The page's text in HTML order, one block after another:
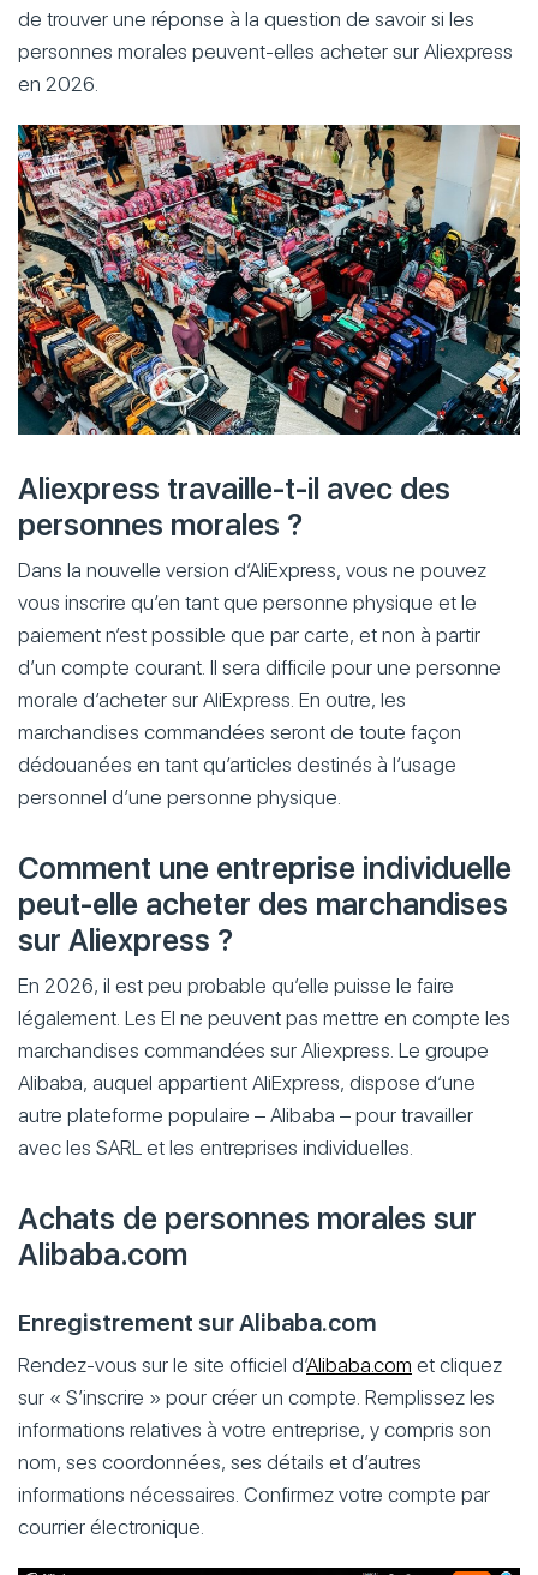
de trouver une réponse à la question de savoir si les
personnes morales peuvent-elles acheter sur Aliexpress
en 2026.
Aliexpress travaille-t-il avec des
personnes morales ?
Dans la nouvelle version d’AliExpress, vous ne pouvez
vous inscrire qu’en tant que personne physique et le
paiement n’est possible que par carte, et non à partir
d’un compte courant. Il sera difficile pour une personne
morale d’acheter sur AliExpress. En outre, les
marchandises commandées seront de toute façon
dédouanées en tant qu’articles destinés à l’usage
personnel d’une personne physique.
Comment une entreprise individuelle
peut-elle acheter des marchandises
sur Aliexpress ?
En 2026, il est peu probable qu’elle puisse le faire
légalement. Les EI ne peuvent pas mettre en compte les
marchandises commandées sur Aliexpress. Le groupe
Alibaba, auquel appartient AliExpress, dispose d’une
autre plateforme populaire – Alibaba – pour travailler
avec les SARL et les entreprises individuelles.
Achats de personnes morales sur
Alibaba.com
Enregistrement sur Alibaba.com
Rendez-vous sur le site officiel d’Alibaba.com et cliquez
sur « S’inscrire » pour créer un compte. Remplissez les
informations relatives à votre entreprise, y compris son
nom, ses coordonnées, ses détails et d’autres
informations nécessaires. Confirmez votre compte par
courrier électronique.